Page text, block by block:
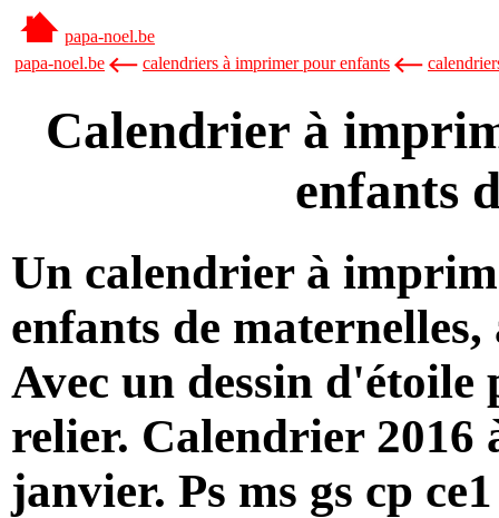
papa-noel.be
papa-noel.be
calendriers à imprimer pour enfants
Calendrier à
enfants
Un calendrier à
enfants de
Avec un dessin
relier. Calendrier 2016
janvier. Ps ms gs cp